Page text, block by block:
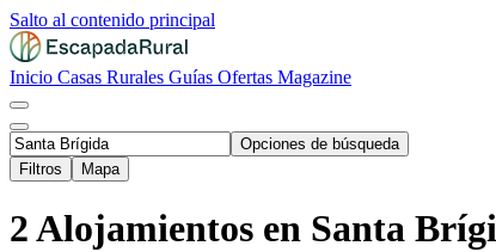
Salto al contenido principal
Inicio Casas Rurales Guías Ofertas Magazine
Opciones de búsqueda
Filtros
Mapa
2 Alojamientos en Santa